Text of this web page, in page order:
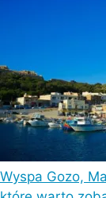
Wyspa Gozo,